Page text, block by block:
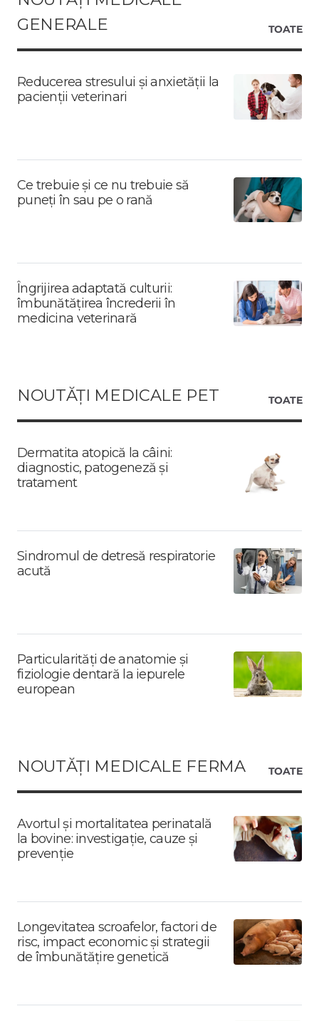
GENERALE
TOATE
Reducerea stresului și anxietății la
pacienții veterinari
Ce trebuie și ce nu trebuie să
puneți în sau pe o rană
Îngrijirea adaptată culturii:
îmbunătățirea încrederii în
medicina veterinară
NOUTĂȚI MEDICALE PET TOATE
Dermatita atopică la câini:
diagnostic, patogeneză și
tratament
Sindromul de detresă respiratorie
acută
Particularități de anatomie și
fiziologie dentară la iepurele
european
NOUTĂȚI MEDICALE FERMA TOATE
Avortul și mortalitatea perinatală
la bovine: investigație, cauze și
prevenție
Longevitatea scroafelor, factori de
risc, impact economic și strategii
de îmbunătățire genetică